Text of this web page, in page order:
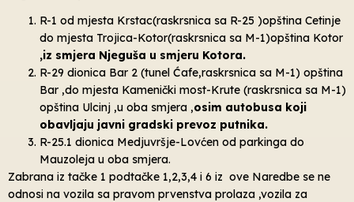
R-1 od mjesta Krstac(raskrsnica sa R-25 )opština Cetinje
do mjesta Trojica-Kotor(raskrsnica sa M-1)opština Kotor
,iz smjera Njeguša u smjeru Kotora.
R-29 dionica Bar 2 (tunel Ćafe,raskrsnica sa M-1) opština
Bar ,do mjesta Kamenički most-Krute (raskrsnica sa M-1)
opština Ulcinj ,u oba smjera ,osim autobusa koji
obavljaju javni gradski prevoz putnika.
R-25.1 dionica Medjuvršje-Lovćen od parkinga do
Mauzoleja u oba smjera.
Zabrana iz tačke 1 podtačke 1,2,3,4 i 6 iz ove Naredbe se ne
odnosi na vozila sa pravom prvenstva prolaza ,vozila za